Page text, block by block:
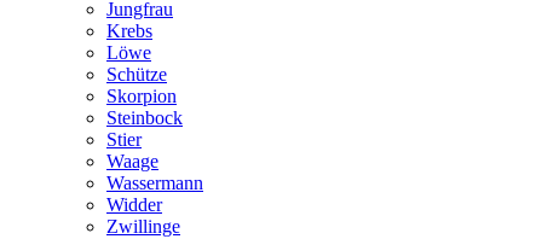
Jungfrau
Krebs
Löwe
Schütze
Skorpion
Steinbock
Stier
Waage
Wassermann
Widder
Zwillinge